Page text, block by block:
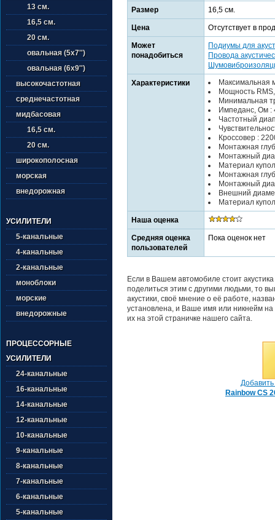
13 см.
16,5 см.
20 см.
овальная (5х7'')
овальная (6х9'')
высокочастотная
среднечастотная
мидбасовая
16,5 см.
20 см.
широкополосная
морская
внедорожная
УСИЛИТЕЛИ
5-канальные
4-канальные
2-канальные
моноблоки
морские
внедорожные
ПРОЦЕССОРНЫЕ
УСИЛИТЕЛИ
24-канальные
16-канальные
14-канальные
12-канальные
10-канальные
9-канальные
8-канальные
7-канальные
6-канальные
5-канальные
Размер 16,5 см.
Цена Отсутствует в
Может
понадобиться
Подиумы для
Провода
Характеристики
Максимальная
Мощность
Минимальная
Импеданс, Ом :
Частотный
Кроссовер :
Монтажная
Монтажный
Материал
Монтажная
Монтажный
Внешний
Материал
Наша оценка
Средняя оценка
пользователей
Пока оценок нет
Если в Вашем автомобиле стоит
поделиться этим с другими людьми, то
акустики, своё мнение о её работе,
установлена, и Ваше имя или никнейм
их на этой страничке нашего сайта.
Rainbow CS